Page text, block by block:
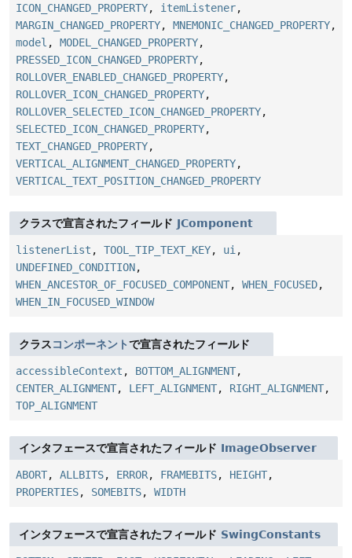
ICON_CHANGED_PROPERTY, itemListener,
MARGIN_CHANGED_PROPERTY, MNEMONIC_CHANGED_PROPERTY,
model , MODEL_CHANGED_PROPERTY,
PRESSED_ICON_CHANGED_PROPERTY,
ROLLOVER_ENABLED_CHANGED_PROPERTY,
ROLLOVER_ICON_CHANGED_PROPERTY,
ROLLOVER_SELECTED_ICON_CHANGED_PROPERTY,
SELECTED_ICON_CHANGED_PROPERTY,
TEXT_CHANGED_PROPERTY,
VERTICAL_ALIGNMENT_CHANGED_PROPERTY,
VERTICAL_TEXT_POSITION_CHANGED_PROPERTY
クラスで宣言されたフィールド JComponent
listenerList , TOOL_TIP_TEXT_KEY, ui,
UNDEFINED_CONDITION,
WHEN_ANCESTOR_OF_FOCUSED_COMPONENT, WHEN_FOCUSED,
WHEN_IN_FOCUSED_WINDOW
クラスコンポーネントで宣言されたフィールド
accessibleContext , BOTTOM_ALIGNMENT,
CENTER_ALIGNMENT, LEFT_ALIGNMENT, RIGHT_ALIGNMENT,
TOP_ALIGNMENT
インタフェースで宣言されたフィールド ImageObserver
ABORT, ALLBITS, ERROR, FRAMEBITS, HEIGHT,
PROPERTIES, SOMEBITS, WIDTH
インタフェースで宣言されたフィールド SwingConstants